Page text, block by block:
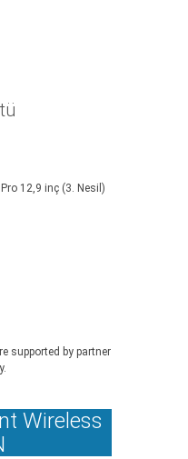
12,9 inç (3. Nesil)
supported by partner
Wireless